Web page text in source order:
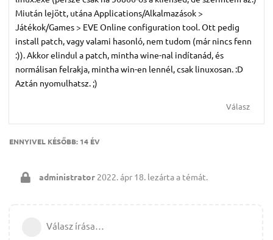
Miután lejött, utána Applications/Alkalmazások >
Játékok/Games > EVE Online configuration tool. Ott pedig
install patch, vagy valami hasonló, nem tudom (már nincs fenn
:)). Akkor elindul a patch, mintha wine-nal indítanád, és
normálisan felrakja, mintha win-en lennél, csak linuxosan. :D
Aztán nyomulhatsz. ;)
Válasz
ENNYIVEL KÉSŐBB: 14 ÉV
administrator 2022. ápr 18. lezárta a témát.
Válasz írása…